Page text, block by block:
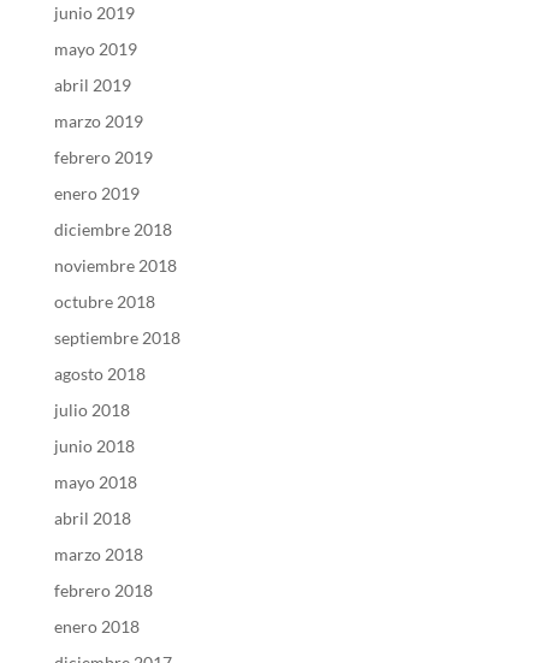
junio 2019
mayo 2019
abril 2019
marzo 2019
febrero 2019
enero 2019
diciembre 2018
noviembre 2018
octubre 2018
septiembre 2018
agosto 2018
julio 2018
junio 2018
mayo 2018
abril 2018
marzo 2018
febrero 2018
enero 2018